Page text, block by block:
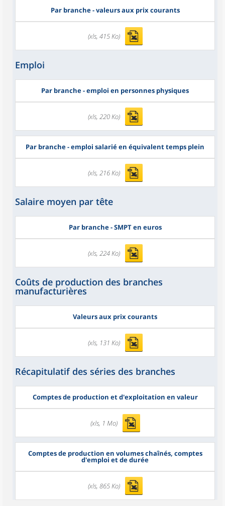
Par branche - valeurs aux prix courants
(xls, 415 Ko)
Emploi
Par branche - emploi en personnes physiques
(xls, 220 Ko)
Par branche - emploi salarié en équivalent temps plein
(xls, 216 Ko)
Salaire moyen par tête
Par branche - SMPT en euros
(xls, 224 Ko)
Coûts de production des branches
manufacturières
Valeurs aux prix courants
(xls, 131 Ko)
Récapitulatif des séries des branches
Comptes de production et d'exploitation en valeur
(xls, 1 Mo)
Comptes de production en volumes chaînés, comptes
d'emploi et de durée
(xls, 865 Ko)